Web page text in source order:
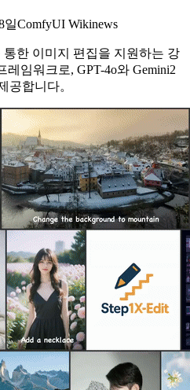
일ComfyUI Wikinews
통한 이미지 편집을 지원하는 강
임워크로, GPT-4o와 Gemini2
공합니다。